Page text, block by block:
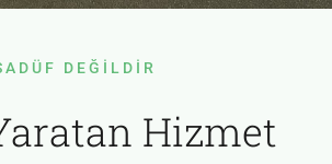
DEĞILDIR
Hizmet